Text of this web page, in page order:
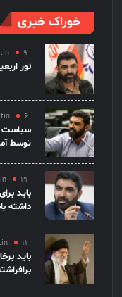
خوراک خبری
۹ مرداد ۱۴۰۵
نور
۶ مرداد ۱۴۰۵
سیاست
توسط
۱۹ تیر ۱۴۰۵
باید
داشته
۱۱ تیر ۱۴۰۵
باید